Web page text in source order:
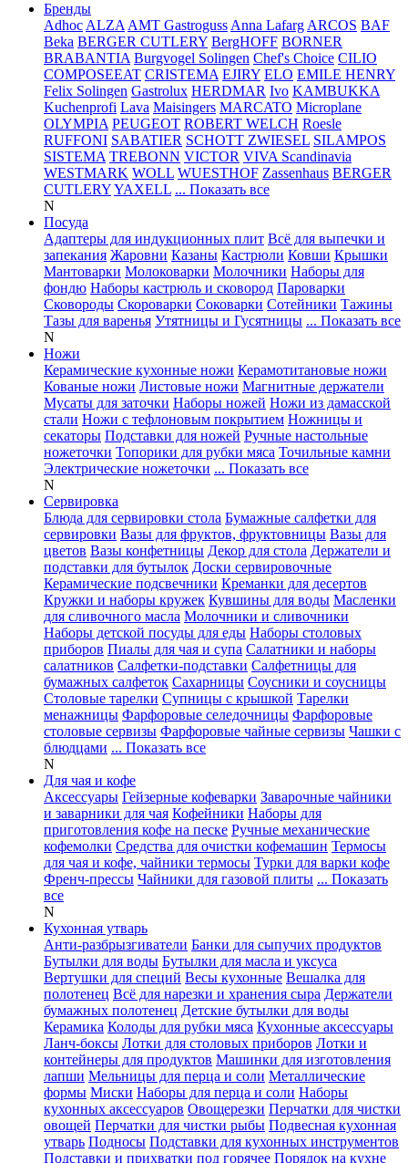
Бренды
Adhoc ALZA AMT Gastroguss Anna Lafarg ARCOS BAF
Beka BERGER CUTLERY BergHOFF BORNER
BRABANTIA Burgvogel Solingen Chef's Choice CILIO
COMPOSEEAT CRISTEMA EJIRY ELO EMILE HENRY
Felix Solingen Gastrolux HERDMAR Ivo KAMBUKKA
Kuchenprofi Lava Maisingers MARCATO Microplane
OLYMPIA PEUGEOT ROBERT WELCH Roesle
RUFFONI SABATIER SCHOTT ZWIESEL SILAMPOS
SISTEMA TREBONN VICTOR VIVA Scandinavia
WESTMARK WOLL WUESTHOF Zassenhaus BERGER
CUTLERYYAXELL ... Показать все
N
Посуда
Адаптеры для индукционных плит Всё для выпечки и
запекания Жаровни Казаны Кастрюли Ковши Крышки
Мантоварки Молоковарки Молочники Наборы для
фондю Наборы кастрюль и сковород Пароварки
Сковороды Скороварки Соковарки Сотейники Тажины
Тазы для варенья Утятницы и Гусятницы ... Показать все
N
Ножи
Керамические кухонные ножи Керамотитановые ножи
Кованые ножи Листовые ножи Магнитные держатели
Мусаты для заточки Наборы ножей Ножи из дамасской
стали Ножи с тефлоновым покрытием Ножницы и
секаторы Подставки для ножей Ручные настольные
ножеточки Топорики для рубки мяса Точильные камни
Электрические ножеточки ... Показать все
N
Сервировка
Блюда для сервировки стола Бумажные салфетки для
сервировки Вазы для фруктов, фруктовницы Вазы для
цветов Вазы конфетницы Декор для стола Держатели и
подставки для бутылок Доски сервировочные
Керамические подсвечники Креманки для десертов
Кружки и наборы кружек Кувшины для воды Масленки
для сливочного масла Молочники и сливочники
Наборы детской посуды для еды Наборы столовых
приборов Пиалы для чая и супа Салатники и наборы
салатников Салфетки-подставки Салфетницы для
бумажных салфеток Сахарницы Соусники и соусницы
Столовые тарелки Супницы с крышкой Тарелки
менажницы Фарфоровые селедочницы Фарфоровые
столовые сервизы Фарфоровые чайные сервизы Чашки с
блюдцами ... Показать все
N
Для чая и кофе
Аксессуары Гейзерные кофеварки Заварочные чайники
и заварники для чая Кофейники Наборы для
приготовления кофе на песке Ручные механические
кофемолки Средства для очистки кофемашин Термосы
для чая и кофе, чайники термосы Турки для варки кофе
Френч-прессы Чайники для газовой плиты ... Показать
все
N
Кухонная утварь
Анти-разбрызгиватели Банки для сыпучих продуктов
Бутылки для воды Бутылки для масла и уксуса
Вертушки для специй Весы кухонные Вешалка для
полотенец Всё для нарезки и хранения сыра Держатели
бумажных полотенец Детские бутылки для воды
Керамика Колоды для рубки мяса Кухонные аксессуары
Ланч-боксы Лотки для столовых приборов Лотки и
контейнеры для продуктов Машинки для изготовления
лапши Мельницы для перца и соли Металлические
формы Миски Наборы для перца и соли Наборы
кухонных аксессуаров Овощерезки Перчатки для чистки
овощей Перчатки для чистки рыбы Подвесная кухонная
утварь Подносы Подставки для кухонных инструментов
Подставки и прихватки под горячее Порядок на кухне